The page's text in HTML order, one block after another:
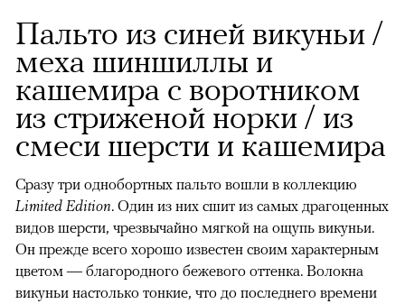
Пальто из синей викуньи /
меха шиншиллы и
кашемира с воротником
из стриженой норки / из
смеси шерсти и кашемира
Сразу три однобортных пальто вошли в коллекцию
Limited Edition. Один из них сшит из самых драгоценных
видов шерсти, чрезвычайно мягкой на ощупь викуньи.
Он прежде всего хорошо известен своим характерным
цветом — благородного бежевого оттенка. Волокна
викуньи настолько тонкие, что до последнего времени